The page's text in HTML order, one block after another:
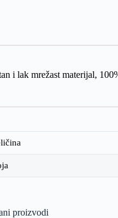
i lak mrežast materijal,
proizvodi